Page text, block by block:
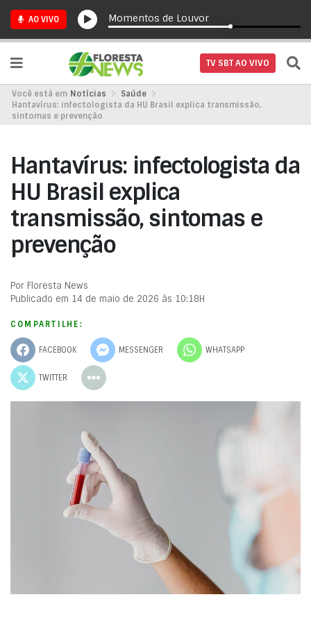
AO VIVO Momentos de Louvor
TV SBT AO VIVO
Você está em Notícias
Saúde
Hantavírus: infectologista da HU Brasil explica transmissão,
sintomas e prevenção
Hantavírus: infectologista da
HU Brasil explica
transmissão, sintomas e
prevenção
Por Floresta News
Publicado em 14 de maio de 2026 às 10:18H
COMPARTILHE:
FACEBOOK MESSENGER WHATSAPP
TWITTER